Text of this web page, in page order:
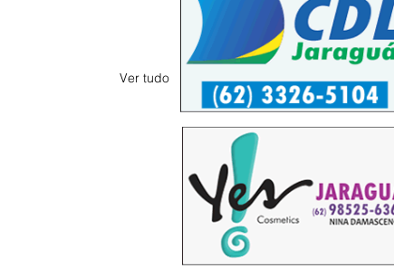
Ver tudo